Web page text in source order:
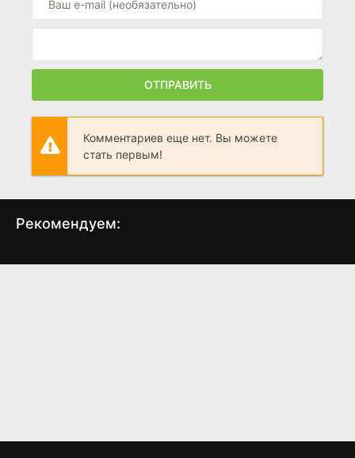
ОТПРАВИТЬ
Комментариев еще нет. Вы можете
стать первым!
Рекомендуем:
Квартирка Джо Восход тёмной луны